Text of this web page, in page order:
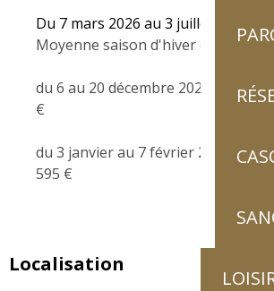
Du 7 mars 2026 au 3 juillet 2026
Moyenne saison d'hiver et
du 6 au 20 décembre 2025 : tarif à
€
du 3 janvier au 7 février 2026: tarif
595 €
Localisation